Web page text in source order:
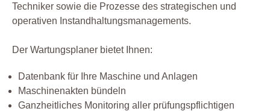
Techniker sowie die Prozesse des strategischen und
operativen Instandhaltungsmanagements.
Der Wartungsplaner bietet Ihnen:
Datenbank für Ihre Maschine und Anlagen
Maschinenakten bündeln
Ganzheitliches Monitoring aller prüfungspflichtigen